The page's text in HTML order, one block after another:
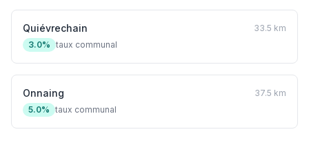
Quiévrechain
33.5 km
3.0% taux communal
Onnaing
37.5 km
5.0% taux communal